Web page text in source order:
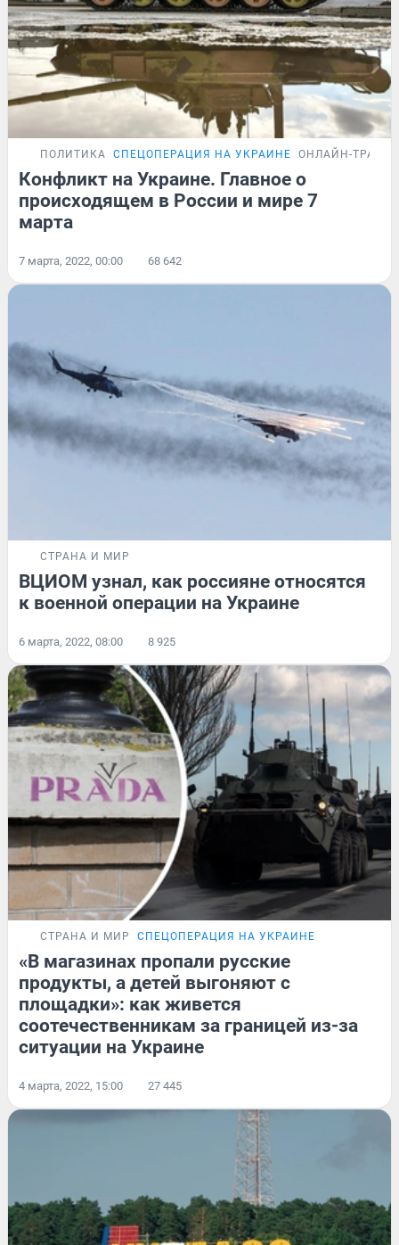
ПОЛИТИКА СПЕЦОПЕРАЦИЯ НА УКРАИНЕ ОНЛАЙН-
Конфликт на Украине. Главное о
происходящем в России и мире 7
марта
7 марта, 2022, 00:00 68 642
СТРАНА И МИР
ВЦИОМ узнал, как россияне относятся
к военной операции на Украине
6 марта, 2022, 08:00 8 925
СТРАНА И МИР СПЕЦОПЕРАЦИЯ НА УКРАИНЕ
«В магазинах пропали русские
продукты, а детей выгоняют с
площадки»: как живется
соотечественникам за границей из-за
ситуации на Украине
4 марта, 2022, 15:00 27 445